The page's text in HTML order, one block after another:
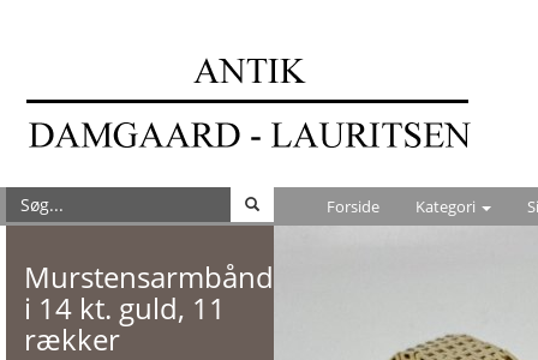
Forside Kategori
Murstensarmbånd
i 14 kt. guld, 11
rækker